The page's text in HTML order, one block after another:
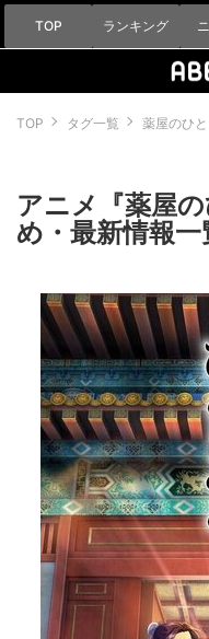
TOP ランキング
TOP タグ一覧 薬屋のひと
アニメ『薬屋
め・最新情報一